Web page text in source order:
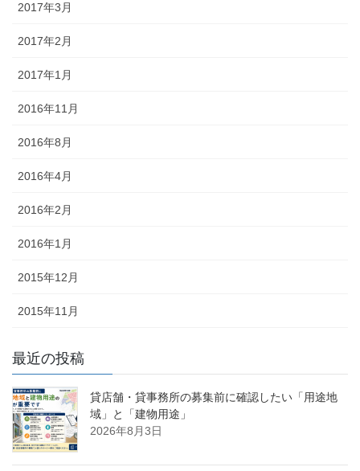
2017年3月
2017年2月
2017年1月
2016年11月
2016年8月
2016年4月
2016年2月
2016年1月
2015年12月
2015年11月
最近の投稿
貸店舗・貸事務所の募集前に確認したい「用途地
域」と「建物用途」
2026年8月3日